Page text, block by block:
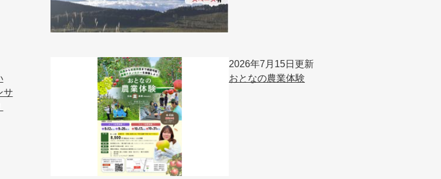
サ
2026年7月15日更新
おとなの農業体験